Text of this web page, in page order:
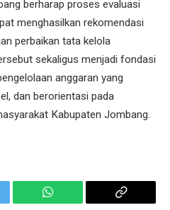
berharap proses evaluasi
menghasilkan rekomendasi
perbaikan tata kelola
sekaligus menjadi fondasi
anggaran yang
dan berorientasi pada
Kabupaten Jombang.
WhatsApp
Copy